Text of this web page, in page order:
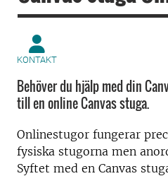
KONTAKT
Behöver du hjälp med din
till en online Canvas stuga.
Onlinestugor fungerar
fysiska stugorna men
Syftet med en Canvas